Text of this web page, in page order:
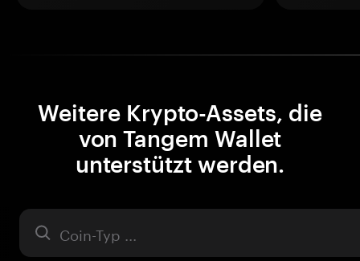
Weitere Krypto-Assets, die
von Tangem Wallet
unterstützt werden.
Asset